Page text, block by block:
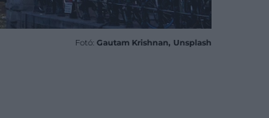
Fotó: Gautam Krishnan, Unsplash